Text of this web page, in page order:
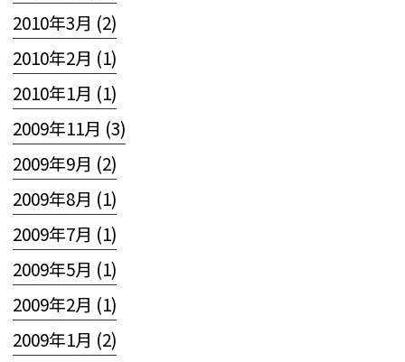
2010年3月 (2)
2010年2月 (1)
2010年1月 (1)
2009年11月 (3)
2009年9月 (2)
2009年8月 (1)
2009年7月 (1)
2009年5月 (1)
2009年2月 (1)
2009年1月 (2)